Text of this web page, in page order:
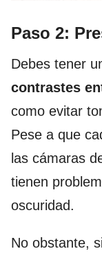
Paso 2:
Debes tener
contrastes
como evitar
Pese a que
las cámaras
tienen
oscuridad.
No obstante,